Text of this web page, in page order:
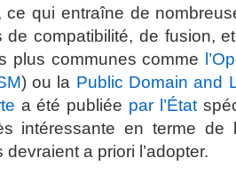
ce qui entraîne de
de compatibilité, de fusion,
plus communes comme
) ou la Public Domain and
a été publiée par l’État
intéressante en terme de
a priori l’adopter.